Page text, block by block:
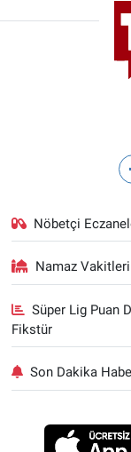
Nöbetçi
Namaz Vakitleri
Süper Lig Puan
Fikstür
Son Dakika